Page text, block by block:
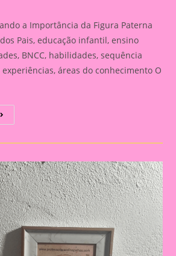
a Importância da Figura Paterna
Pais, educação infantil, ensino
BNCC, habilidades, sequência
áreas do conhecimento O
Cartão